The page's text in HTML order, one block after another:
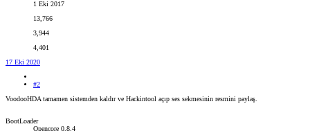
1 Eki 2017
13,766
3,944
4,401
17 Eki 2020
#2
VoodooHDA tamamen sistemden kaldır ve Hackintool açıp ses sekmesinin resmini paylaş.
BootLoader
Opencore 0.8.4